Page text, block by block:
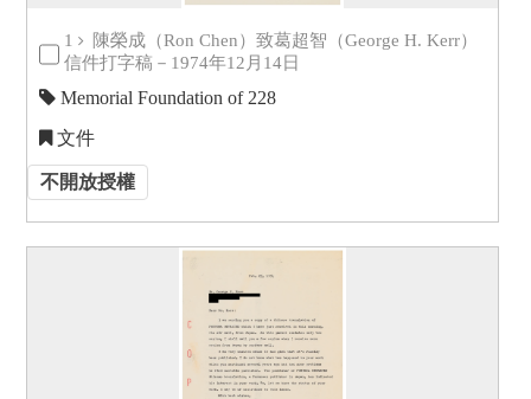
1
陳榮成（Ron Chen）致葛超智（George H. Kerr）
信件打字稿－1974年12月14日
Memorial Foundation of 228
文件
不開放授權